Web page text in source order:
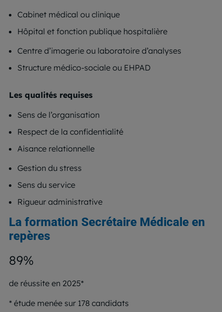
Cabinet médical ou clinique
Hôpital et fonction publique hospitalière
Centre d’imagerie ou laboratoire d’analyses
Structure médico-sociale ou EHPAD
Les qualités requises
Sens de l’organisation
Respect de la confidentialité
Aisance relationnelle
Gestion du stress
Sens du service
Rigueur administrative
La formation Secrétaire Médicale en
repères
89%
de réussite en 2025*
* étude menée sur 178 candidats